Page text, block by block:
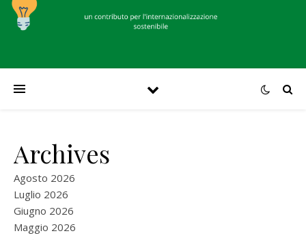
Archives
Agosto 2026
Luglio 2026
Giugno 2026
Maggio 2026